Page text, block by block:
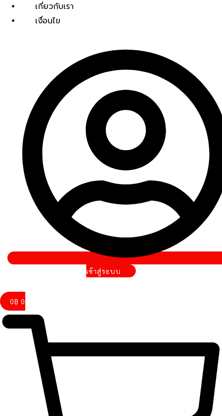
เกี่ยวกับเรา
เงื่อนไข
เข้าสู่ระบบ
0฿ 0